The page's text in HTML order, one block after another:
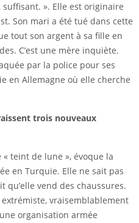
suffisant. ». Elle est originaire
Son mari a été tué dans cette
tout son argent à sa fille en
C’est une mère inquiète.
par la police pour ses
en Allemagne où elle cherche
trois nouveaux
teint de lune », évoque la
en Turquie. Elle ne sait pas
qu’elle vend des chaussures.
vraisemblablement
organisation armée